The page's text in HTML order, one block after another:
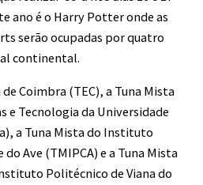
ano é o Harry Potter onde as
serão ocupadas por quatro
continental.
Coimbra (TEC), a Tuna Mista
e Tecnologia da Universidade
a Tuna Mista do Instituto
Ave (TMIPCA) e a Tuna Mista
Politécnico de Viana do